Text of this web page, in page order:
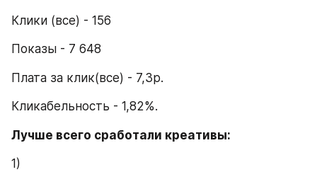
Клики (все) - 156
Показы - 7 648
Плата за клик(все) - 7,3р.
Кликабельность - 1,82%.
Лучше всего сработали креативы:
1)